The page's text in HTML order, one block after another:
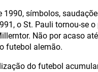
1990, símbolos,
o St. Pauli tornou-se
Não por acaso
futebol alemão.
do futebol